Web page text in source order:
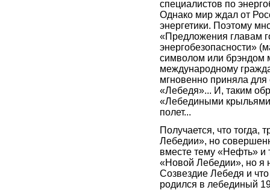
специалистов по
Однако мир ждал от
энергетики. Поэтому
«Предложения главам
энергобезопасности»
символом или брэндом
международному
мгновенно приняла для
«Лебедя»... И, таким
«Лебедиными
полет...
Получается, что тогда,
Лебедии», но
вместе тему «Нефть» и
«Новой Лебедии», но я
Созвездие Лебедя и
родился в лебединый